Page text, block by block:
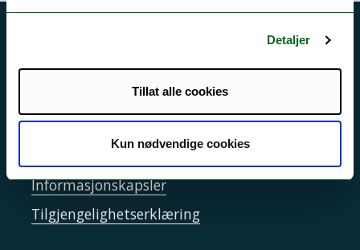
Detaljer
Tillat alle cookies
Kun nødvendige cookies
Si ifra!
Driftsmeldinger
Personvern ved UiT
Sikkerhet, beredskap og personvern
Informasjonskapsler
Tilgjengelighetserklæring